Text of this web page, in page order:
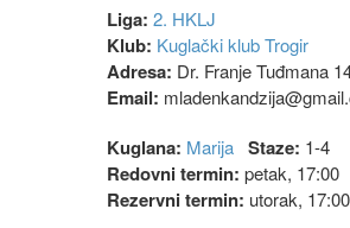
Liga: 2. HKLJ
Klub: Kuglački klub Trogir
Adresa: Dr. Franje Tuđmana
Email:
Kuglana: Marija Staze: 1-4
Redovni termin: petak, 17:00
Rezervni termin: utorak, 17:00